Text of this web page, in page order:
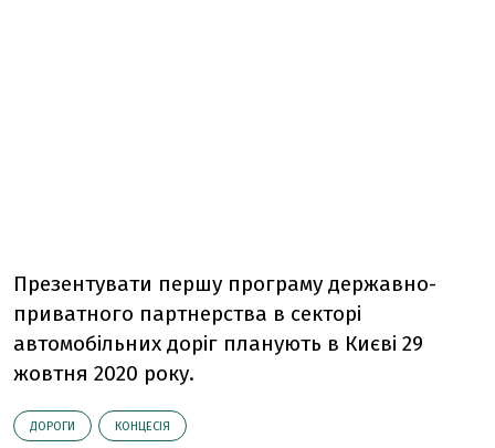
Презентувати першу програму державно-
приватного партнерства в секторі
автомобільних доріг планують в Києві 29
жовтня 2020 року.
ДОРОГИ КОНЦЕСІЯ